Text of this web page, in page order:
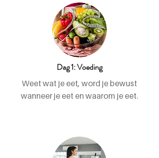
Dag 1: Voeding
Weet wat je eet, word je bewust
wanneer je eet en waarom je eet.